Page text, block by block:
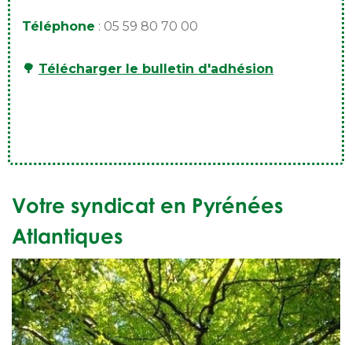
Téléphone : 05 59 80 70 00
🌳 Télécharger le bulletin d'adhésion
Votre syndicat en Pyrénées
Atlantiques